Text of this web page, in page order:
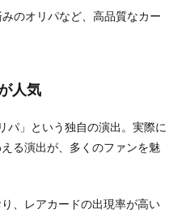
のオリパなど、高品質なカー
人気
パ」という独自の演出。実際に
る演出が、多くのファンを魅
、レアカードの出現率が高い